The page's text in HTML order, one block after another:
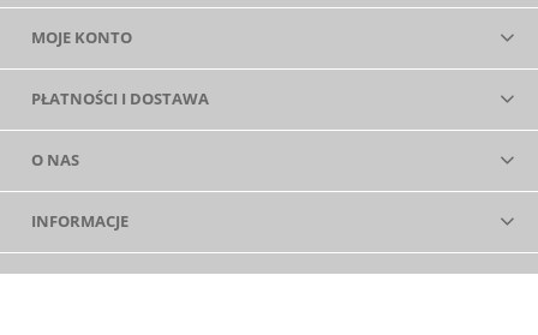
MOJE KONTO
PŁATNOŚCI I DOSTAWA
O NAS
INFORMACJE